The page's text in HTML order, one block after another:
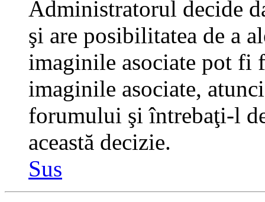
Administratorul decide
şi are posibilitatea de a
imaginile asociate pot fi
imaginile asociate,
forumului şi întrebaţi-l
această decizie.
Sus